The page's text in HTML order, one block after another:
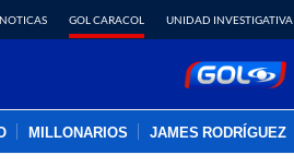
GOL CARACOL UNIDAD INVESTIGATIVA
MILLONARIOS JAMES RODRÍGUEZ